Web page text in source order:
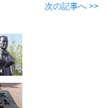
次の記事へ >>